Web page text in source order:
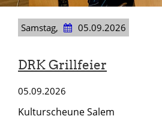
Samstag, 05.09.2026
DRK Grillfeier
05.09.2026
Kulturscheune Salem